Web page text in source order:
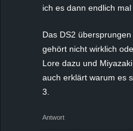
ich es dann endlich
Das DS2
gehört nicht wirklich
Lore dazu und
auch erklärt warum es
3.
Antwort